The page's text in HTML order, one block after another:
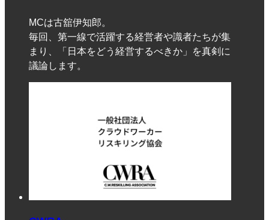
MCは古舘伊知郎。
毎回、第一線で活躍する経営者や識者たちが集
まり、「日本をどう経営するべきか」を真剣に
議論します。